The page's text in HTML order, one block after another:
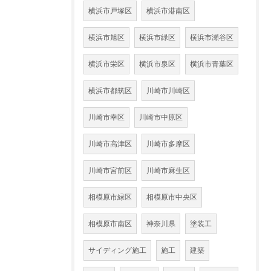
横浜市戸塚区 横浜市港南区
横浜市旭区 横浜市緑区 横浜市瀬谷区
横浜市栄区 横浜市泉区 横浜市青葉区
横浜市都筑区 川崎市川崎区
川崎市幸区 川崎市中原区
川崎市高津区 川崎市多摩区
川崎市宮前区 川崎市麻生区
相模原市緑区 相模原市中央区
相模原市南区 神奈川県 塗装工
サイディング施工 施工 建築